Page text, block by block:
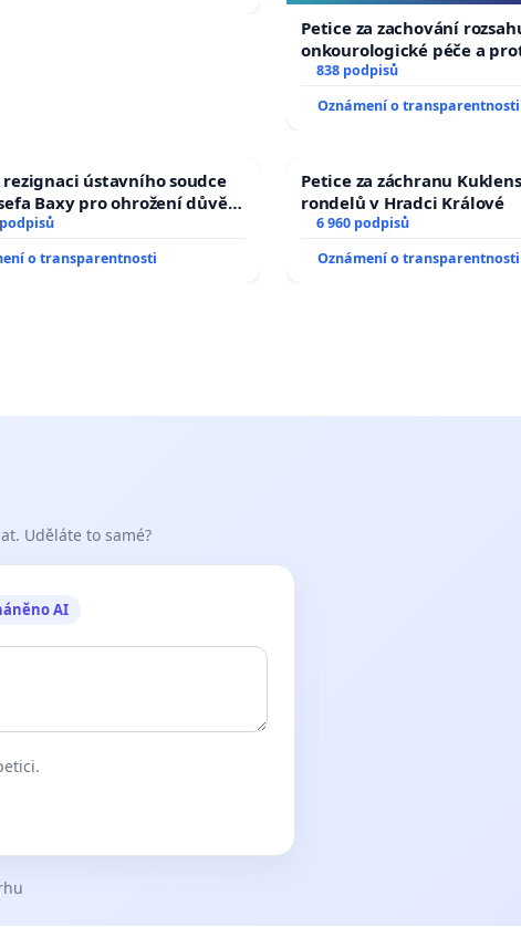
Petice za zachování
onkourologické péče a
docentralizaci operačních
838 podpisů
Oznámení o transparentnosti
rezignaci ústavního soudce
Baxy pro ohrožení důvěry
proces
o transparentnosti
Petice za záchranu
rondelů v Hradci Králové
6 960 podpisů
Oznámení o transparentnosti
Uděláte to samé?
AI